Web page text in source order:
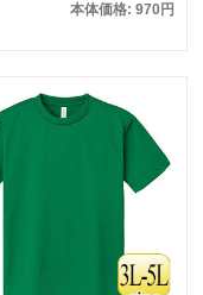
本体価格: 970円